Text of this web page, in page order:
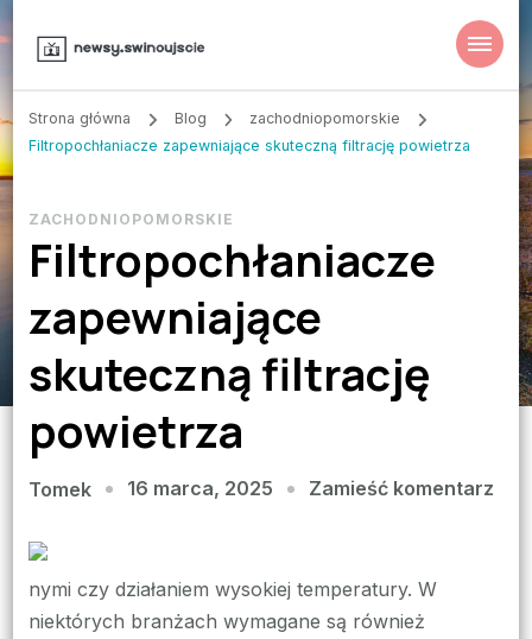
Strona główna Blog
zachodniopomorskie
Filtropochłaniacze zapewniające skuteczną filtrację powietrza
ZACHODNIOPOMORSKIE
Filtropochłaniacze
zapewniające
skuteczną filtrację
powietrza
Tomek 16 marca, 2025 Zamieść komentarzwe
nymi czy działaniem wysokiej temperatury. W
niektórych branżach wymagane są również